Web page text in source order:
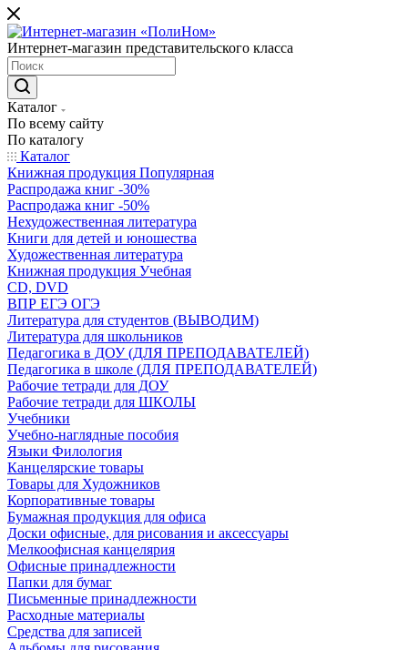
Интернет-магазин представительского класса
Каталог
По всему сайту
По каталогу
Каталог
Книжная продукция Популярная
Распродажа книг -30%
Распродажа книг -50%
Нехудожественная литература
Книги для детей и юношества
Художественная литература
Книжная продукция Учебная
CD, DVD
ВПР ЕГЭ ОГЭ
Литература для студентов (ВЫВОДИМ)
Литература для школьников
Педагогика в ДОУ (ДЛЯ ПРЕПОДАВАТЕЛЕЙ)
Педагогика в школе (ДЛЯ ПРЕПОДАВАТЕЛЕЙ)
Рабочие тетради для ДОУ
Рабочие тетради для ШКОЛЫ
Учебники
Учебно-наглядные пособия
Языки Филология
Канцелярские товары
Товары для Художников
Корпоративные товары
Бумажная продукция для офиса
Доски офисные, для рисования и аксессуары
Мелкоофисная канцелярия
Офисные принадлежности
Папки для бумаг
Письменные принадлежности
Расходные материалы
Средства для записей